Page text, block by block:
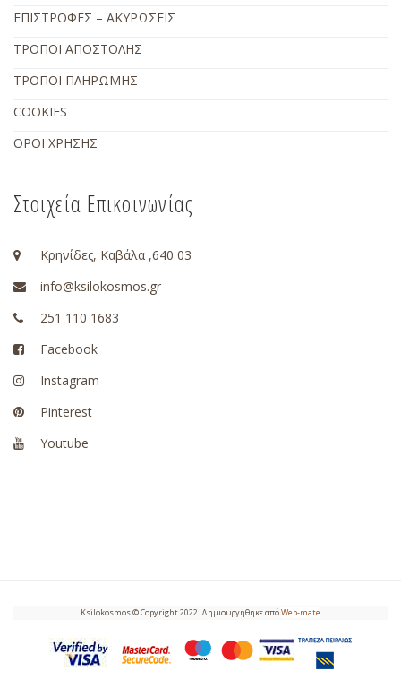
ΕΠΙΣΤΡΟΦΕΣ – ΑΚΥΡΩΣΕΙΣ
ΤΡΟΠΟΙ ΑΠΟΣΤΟΛΗΣ
ΤΡΟΠΟΙ ΠΛΗΡΩΜΗΣ
COOKIES
ΟΡΟΙ ΧΡΗΣΗΣ
Στοιχεία Επικοινωνίας
Κρηνίδες, Καβάλα ,640 03
info@ksilokosmos.gr
251 110 1683
Facebook
Instagram
Pinterest
Youtube
Ksilokosmos © Copyright 2022. Δημιουργήθηκε απόWeb-mate